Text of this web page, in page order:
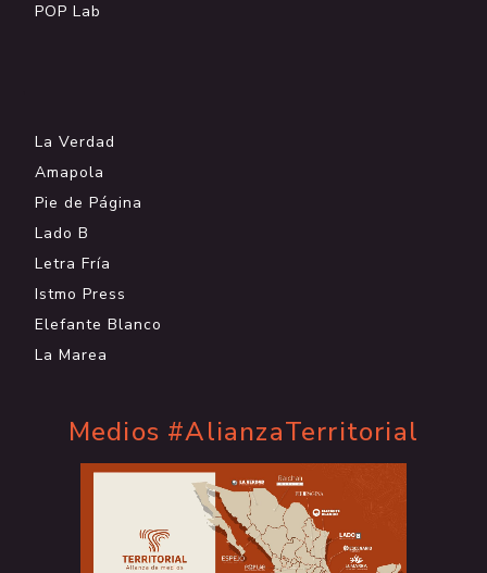
POP Lab
La Verdad
Amapola
Pie de Página
Lado B
Letra Fría
Istmo Press
Elefante Blanco
La Marea
Medios #AlianzaTerritorial